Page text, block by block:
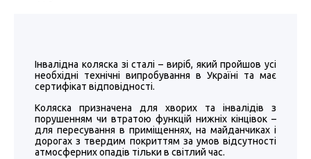
Інвалідна коляска зі сталі – виріб, який пройшов усі
необхідні технічні випробування в Україні та має
сертифікат відповідності.
Коляска призначена для хворих та інвалідів з
порушенням чи втратою функцій нижніх кінцівок –
для пересування в приміщеннях, на майданчиках і
дорогах з твердим покриттям за умов відсутності
атмосферних опадів тільки в світлий час.